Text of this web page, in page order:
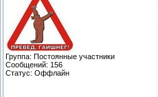
Группа: Постоянные участники
Сообщений: 156
Статус: Оффлайн